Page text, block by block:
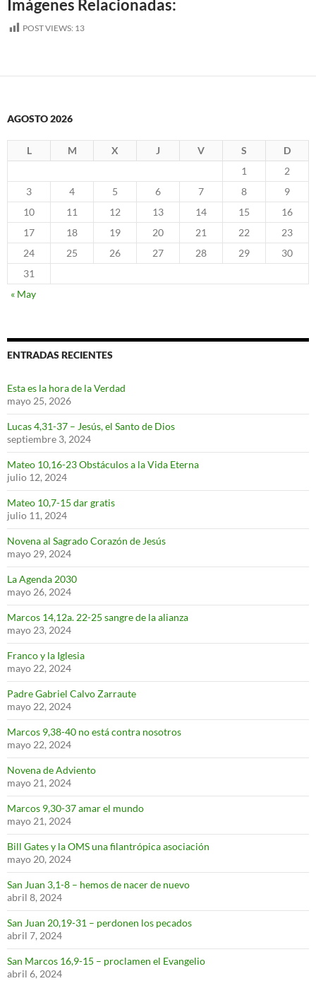
Imágenes Relacionadas:
POST VIEWS: 13
AGOSTO 2026
L M X J V S
D
1
2
3
4 5 6 7 8
9
10
11 12 13 14 15
16
17
18 19 20 21 22
23
24
25 26 27 28 29
30
31
« May
ENTRADAS RECIENTES
Esta es la hora de la Verdad
mayo 25, 2026
Lucas 4,31-37 – Jesús, el Santo de Dios
septiembre 3, 2024
Mateo 10,16-23 Obstáculos a la Vida Eterna
julio 12, 2024
Mateo 10,7-15 dar gratis
julio 11, 2024
Novena al Sagrado Corazón de Jesús
mayo 29, 2024
La Agenda 2030
mayo 26, 2024
Marcos 14,12a. 22-25 sangre de la alianza
mayo 23, 2024
Franco y la Iglesia
mayo 22, 2024
Padre Gabriel Calvo Zarraute
mayo 22, 2024
Marcos 9,38-40 no está contra nosotros
mayo 22, 2024
Novena de Adviento
mayo 21, 2024
Marcos 9,30-37 amar el mundo
mayo 21, 2024
Bill Gates y la OMS una filantrópica asociación
mayo 20, 2024
San Juan 3,1-8 – hemos de nacer de nuevo
abril 8, 2024
San Juan 20,19-31 – perdonen los pecados
abril 7, 2024
San Marcos 16,9-15 – proclamen el Evangelio
abril 6, 2024